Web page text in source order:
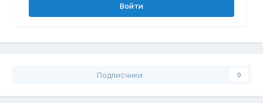
Войти
Подписчики 0